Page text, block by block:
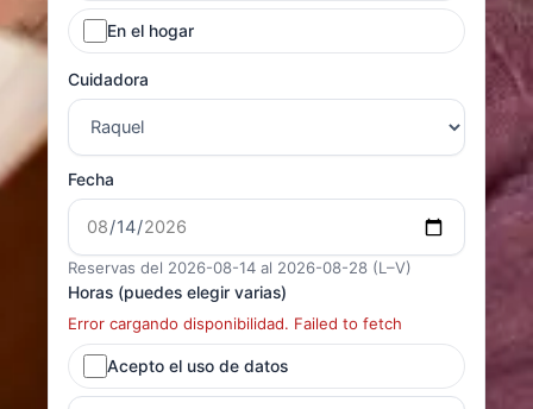
En el hogar
Cuidadora
Fecha
Reservas del 2026-08-14 al 2026-08-28 (L–V)
Horas (puedes elegir varias)
Error cargando disponibilidad. Failed to fetch
Acepto el uso de datos